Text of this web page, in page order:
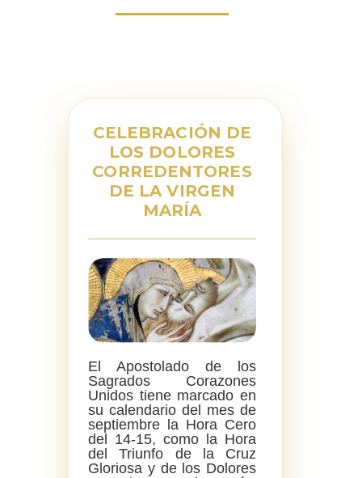
CELEBRACIÓN DE
LOS DOLORES
CORREDENTORES
DE LA VIRGEN
MARÍA
El Apostolado de los
Sagrados Corazones
Unidos tiene marcado en
su calendario del mes de
septiembre la Hora Cero
del 14-15, como la Hora
del Triunfo de la Cruz
Gloriosa y de los Dolores